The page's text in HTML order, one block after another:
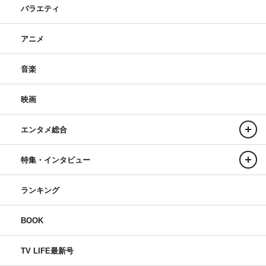
バラエティ
アニメ
音楽
映画
エンタメ総合
特集・インタビュー
ランキング
BOOK
TV LIFE最新号